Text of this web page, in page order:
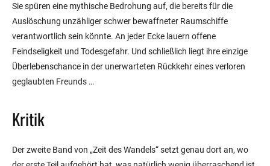
Sie spüren eine mythische Bedrohung auf, die bereits für die
Auslöschung unzähliger schwer bewaffneter Raumschiffe
verantwortlich sein könnte. An jeder Ecke lauern offene
Feindseligkeit und Todesgefahr. Und schließlich liegt ihre einzige
Überlebenschance in der unerwarteten Rückkehr eines verloren
geglaubten Freunds …
Kritik
Der zweite Band von „Zeit des Wandels“ setzt genau dort an, wo